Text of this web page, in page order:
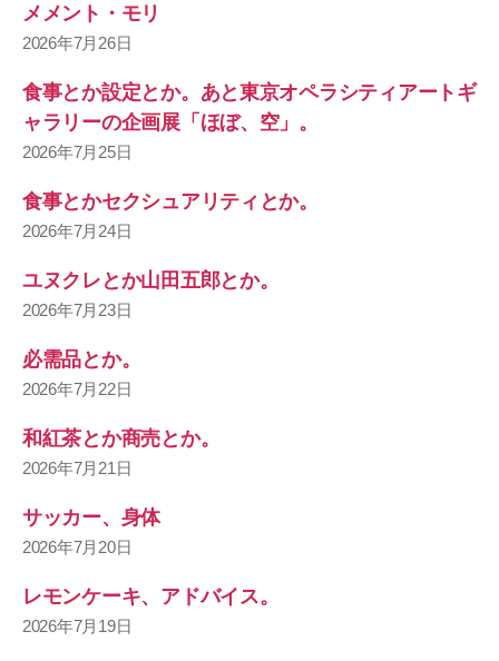
メメント・モリ
2026年7月26日
食事とか設定とか。あと東京オペラシティアートギ
ャラリーの企画展「ほぼ、空」。
2026年7月25日
食事とかセクシュアリティとか。
2026年7月24日
ユヌクレとか山田五郎とか。
2026年7月23日
必需品とか。
2026年7月22日
和紅茶とか商売とか。
2026年7月21日
サッカー、身体
2026年7月20日
レモンケーキ、アドバイス。
2026年7月19日